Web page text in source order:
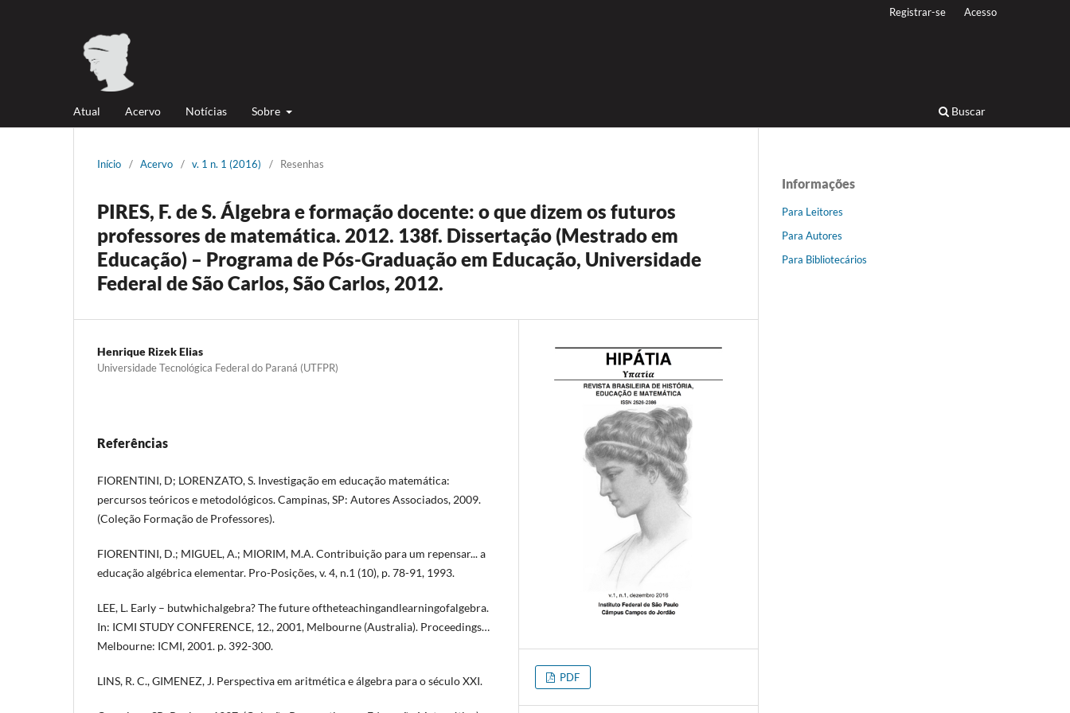
Atual Acervo Notícias Sobre Buscar
Registrar-se Acesso
Início / Acervo / v. 1 n. 1 (2016) / Resenhas
PIRES, F. de S. Álgebra e formação docente: o que dizem os futuros
professores de matemática. 2012. 138f. Dissertação (Mestrado em
Educação) – Programa de Pós-Graduação em Educação, Universidade
Federal de São Carlos, São Carlos, 2012.
Henrique Rizek Elias
Universidade Tecnológica Federal do Paraná (UTFPR)
Referências
FIORENTINI, D; LORENZATO, S. Investigação em educação matemática:
percursos teóricos e metodológicos. Campinas, SP: Autores Associados, 2009.
(Coleção Formação de Professores).
FIORENTINI, D.; MIGUEL, A.; MIORIM, M.A. Contribuição para um repensar... a
educação algébrica elementar. Pro-Posições, v. 4, n.1 (10), p. 78-91, 1993.
LEE, L. Early – butwhichalgebra? The future oftheteachingandlearningofalgebra.
In: ICMI STUDY CONFERENCE, 12., 2001, Melbourne (Australia). Proceedings…
Melbourne: ICMI, 2001. p. 392-300.
LINS, R. C., GIMENEZ, J. Perspectiva em aritmética e álgebra para o século XXI. PDF
Informações
Para Leitores
Para Autores
Para Bibliotecários